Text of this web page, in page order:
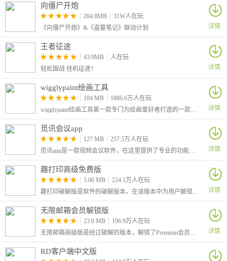
方共享。数据存储和加密由谷歌云服务保障。
软件优势
-单次滑动即可完成操作邮件
-搁置邮件可供往后处理，您的收件箱从此干净整洁
-将非重要邮件设置为静音并快速归档
-使用Spark Coud无缝发送超过25 MB的文件
-凭借Spark自然语言搜索，智能搜索助您快速定位所需邮件内容
-快速回复对接邮件要旨，单触即刻回应发件人。越用越惹人喜爱，
当之无愧高效邮箱
更新内容
来自乌克兰的问候!
在这次更新中:
只是一些新油漆和调整。没有大人物。
v3.8.9：
来自乌克兰的问候!
在此更新中:
向僵尸开炮
284.8MB
31W人在玩
《向僵尸开炮》&《盗墓笔记》联动计划
详情
王者征途
43.9MB
人在玩
轻松国战 挂机征途！
详情
wigglypaint绘画工具
104 MB
1886.6万人在玩
wigglypaint绘画工具第一款专门为绘画爱好者打造的一款手机绘画软件，软件中有着各种有趣的动态效果和音效可以使用，可以帮助你制作效果出众的gif动图！让我们来选择各种工具，自由创作绘画，制作专属于你的动图吧！
详情
觅讯会议app
127 MB
257.5万人在玩
觅讯app是一款视频会议软件，在这里提供了专业的功能，可帮助企业与企业之间便捷的通过视频进行沟通。采用最新的技术，保障视频会议的稳定和画面的清晰度，让远程的双方犹如面对面沟通。
详情
趣打印高级免费版
5.00 MB
224.1万人在玩
趣打印破解版是软件的破解版本，在该版本中为用户解锁了高级版，可以免费享受高级版全部的功能，直接WiFi和蓝牙打印机（不需要电脑）打印，没有页面限制。这是一款手机打印软件.
详情
无限邮箱会员解锁版
23.0 MB
196.9万人在玩
无限邮箱高级版是经过破解的版本，解锁了Premium会员功能，让大家可以更加轻松的使用这个临时邮箱工具。它的英文名叫做Temp Mail，因为可以获取大量的临时邮箱
详情
RD客户端中文版